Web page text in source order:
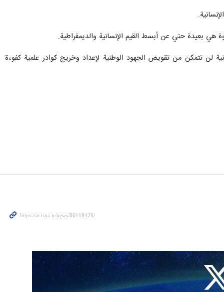
هي بعيدة حتي عن أبسط القيم الإنسانية والديمقراطية.
لن تتمكن من تقويض الجهود الوطنية لإعداد وخريج كوادر علمية كفوءة